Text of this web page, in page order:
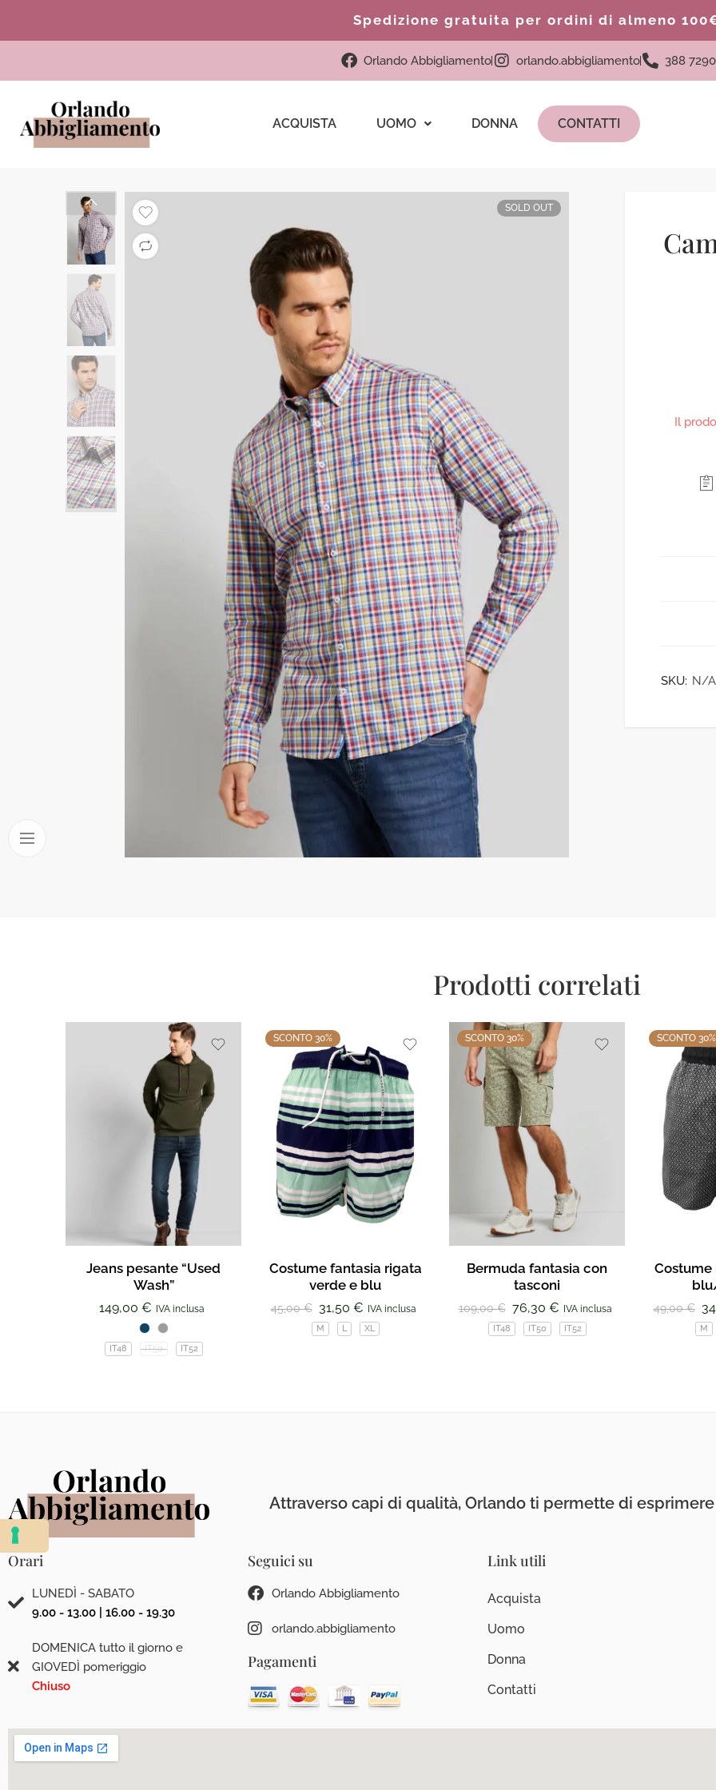
Spedizione gratuita per ordini di almeno
Orlando Abbigliamento orlando.abbigliamento 388
ACQUISTA UOMO DONNA CONTATTI
SOLD OUT
Il
SKU: N/A
Prodotti correlati
Jeans pesante “Used
Wash”
149,00 € IVA inclusa
IT48 IT50 IT52
SCONTO 30%
Costume fantasia rigata
verde e blu
45,00€ 31,50 € IVA inclusa
M L XL
SCONTO 30%
Bermuda fantasia con
tasconi
109,00€ 76,30 € IVA inclusa
IT48 IT50 IT52
SCONTO 30%
49,00€
M
Attraverso capi di qualità, Orlando ti permette di
Orari
LUNEDÌ - SABATO
9.00 - 13.00 | 16.00 - 19.30
DOMENICA tutto il giorno e
GIOVEDÌ pomeriggio
Chiuso
Seguici su
Orlando Abbigliamento
orlando.abbigliamento
Pagamenti
Link utili
Acquista
Uomo
Donna
Contatti